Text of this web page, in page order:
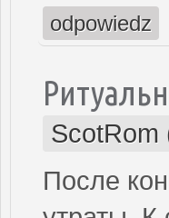
odpowiedz
ScotRom
После